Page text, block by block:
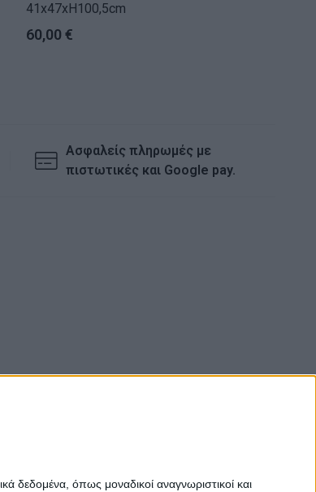
δεδομένα, όπως μοναδικοί αναγνωριστικοί και
41x47xH100,5cm
60,00 €
Ασφαλείς πληρωμές με
πιστωτικές και Google pay.